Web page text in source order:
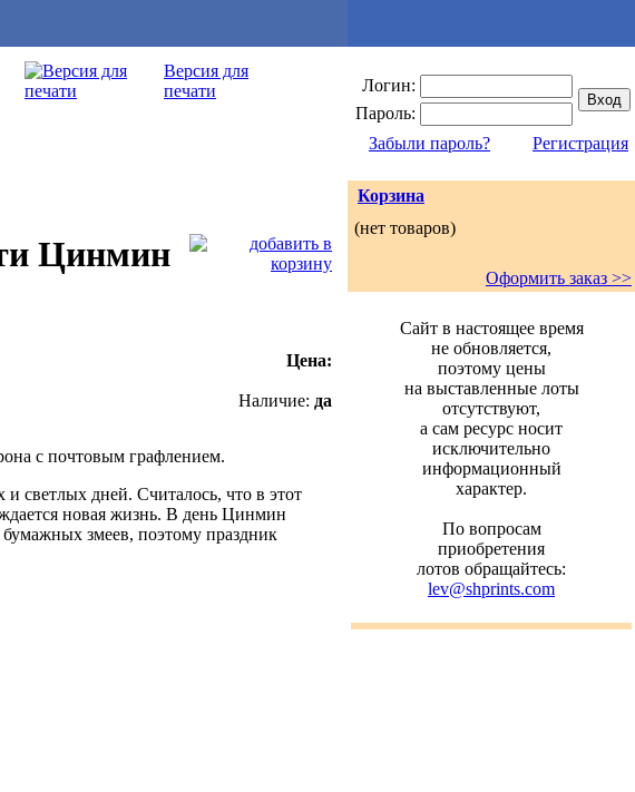
Версия для
печати
Цинмин
Цена:
Наличие: да
с почтовым графлением.
светлых дней. Считалось, что в этот
новая жизнь. В день Цинмин
змеев, поэтому праздник
Логин:
Пароль:
Забыли пароль?
Регистрация
Корзина
(нет товаров)
Оформить заказ >>
Сайт в настоящее время
не обновляется,
поэтому цены
на выставленные лоты
отсутствуют,
а сам ресурс носит
исключительно
информационный
характер.
По вопросам
приобретения
лотов обращайтесь:
lev@shprints.com